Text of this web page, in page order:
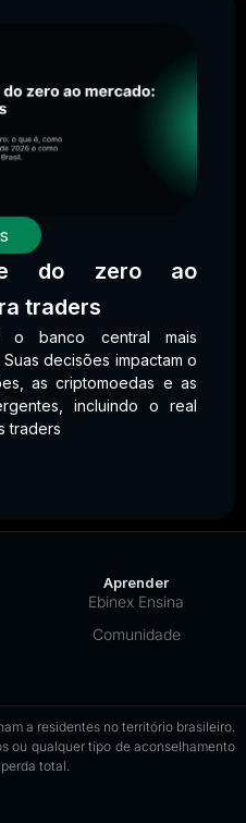
do zero ao
traders
o banco central mais
decisões impactam o
as criptomoedas e as
incluindo o real
traders
Aprender
Ebinex Ensina
Comunidade
a residentes no território brasileiro.
ou qualquer tipo de aconselhamento
total.